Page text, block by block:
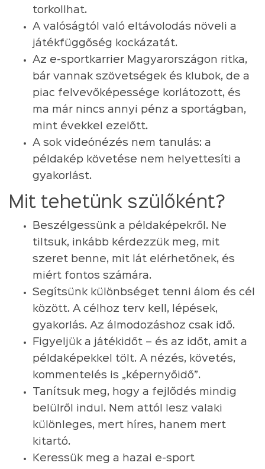
torkollhat.
A valóságtól való eltávolodás növeli a
játékfüggőség kockázatát.
Az e-sportkarrier Magyarországon ritka,
bár vannak szövetségek és klubok, de a
piac felvevőképessége korlátozott, és
ma már nincs annyi pénz a sportágban,
mint évekkel ezelőtt.
A sok videónézés nem tanulás: a
példakép követése nem helyettesíti a
gyakorlást.
Mit tehetünk szülőként?
Beszélgessünk a példaképekről. Ne
tiltsuk, inkább kérdezzük meg, mit
szeret benne, mit lát elérhetőnek, és
miért fontos számára.
Segítsünk különbséget tenni álom és cél
között. A célhoz terv kell, lépések,
gyakorlás. Az álmodozáshoz csak idő.
Figyeljük a játékidőt – és az időt, amit a
példaképekkel tölt. A nézés, követés,
kommentelés is „képernyőidő”.
Tanítsuk meg, hogy a fejlődés mindig
belülről indul. Nem attól lesz valaki
különleges, mert híres, hanem mert
kitartó.
Keressük meg a hazai e-sport